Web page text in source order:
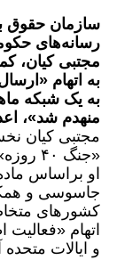
رسانه‌های
مجتبی کیان،
به اتهام
به یک شبکه
منهدم شد»،
مجتبی کیان
«جنگ
جاسوسی و
کشورهای
اتهام
و ایالات